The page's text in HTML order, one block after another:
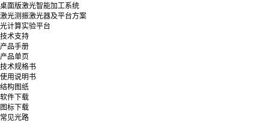
桌面版激光智能加工系统
激光测振激光器及平台方案
光计算实验平台
技术支持
产品手册
产品单页
技术规格书
使用说明书
结构图纸
软件下载
图标下载
常见光路